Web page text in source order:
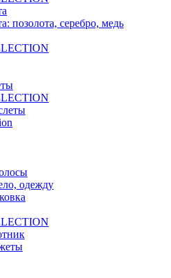
позолота, серебро, медь
одежду